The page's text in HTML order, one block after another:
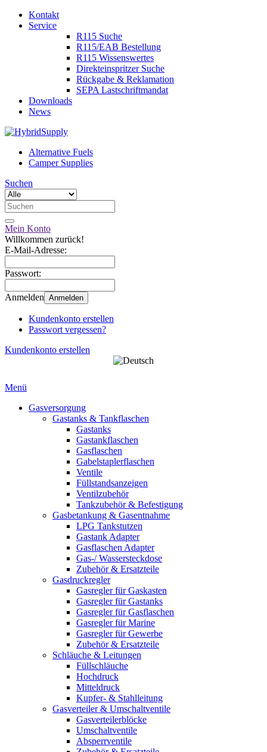
Kontakt
Service
R115 Suche
R115/EAB Bestellung
R115 Wissenswertes
Direkteinspritzer Suche
Rückgabe & Reklamation
SEPA Lastschriftmandat
Downloads
News
Alternative Fuels
Camper Supplies
Suchen
Mein Konto
Willkommen zurück!
E-Mail-Adresse:
Passwort:
Anmelden Anmelden
Kundenkonto erstellen
Passwort vergessen?
Kundenkonto erstellen
Menü
Gasversorgung
Gastanks & Tankflaschen
Gastanks
Gastankflaschen
Gasflaschen
Gabelstaplerflaschen
Ventile
Füllstandsanzeigen
Ventilzubehör
Tankzubehör & Befestigung
Gasbetankung & Gasentnahme
LPG Tankstutzen
Gastank Adapter
Gasflaschen Adapter
Gas-/ Wassersteckdose
Zubehör & Ersatzteile
Gasdruckregler
Gasregler für Gaskasten
Gasregler für Gastanks
Gasregler für Gasflaschen
Gasregler für Marine
Gasregler für Gewerbe
Zubehör & Ersatzteile
Schläuche & Leitungen
Füllschläuche
Hochdruck
Mitteldruck
Kupfer- & Stahlleitung
Gasverteiler & Umschaltventile
Gasverteilerblöcke
Umschaltventile
Absperrventile